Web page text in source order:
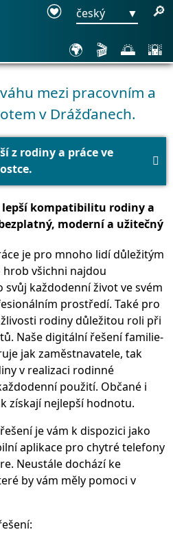
český ▼ 🔎
🌍 🎬 🌅 🌇
mezi pracovním a
v Drážďanech.
z rodiny a práce ve

kompatibilitu rodiny a
moderní a užitečný
je pro mnoho lidí důležitým
všichni najdou
každodenní život ve svém
prostředí. Také pro
rodiny důležitou roli při
Naše digitální řešení familie-
jak zaměstnavatele, tak
v realizaci rodinné
použití. Občané i
získají nejlepší hodnotu.
je vám k dispozici jako
aplikace pro chytré telefony
Neustále dochází ke
by vám měly pomoci v